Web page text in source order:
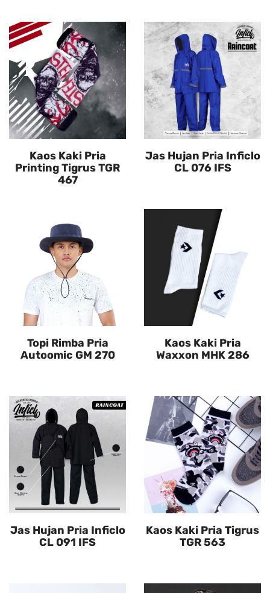
Kaos Kaki Pria
Printing Tigrus TGR
467
Jas Hujan Pria Inficlo
CL 076 IFS
Topi Rimba Pria
Autoomic GM 270
Kaos Kaki Pria
Waxxon MHK 286
Jas Hujan Pria Inficlo
CL 091 IFS
Kaos Kaki Pria Tigrus
TGR 563